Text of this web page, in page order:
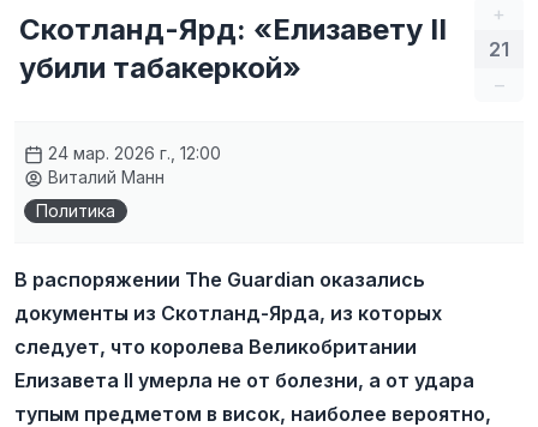
+
21
–
Скотланд-Ярд: «Елизавету II
убили табакеркой»
24 мар. 2026 г., 12:00
Виталий Манн
Политика
В распоряжении The Guardian оказались
документы из Скотланд-Ярда, из которых
следует, что королева Великобритании
Елизавета II умерла не от болезни, а от удара
тупым предметом в висок, наиболее вероятно,